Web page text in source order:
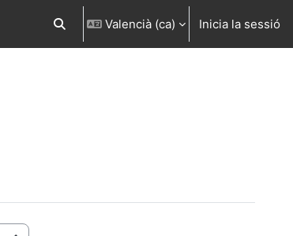
Commuta l'entrada de la cerca
Valencià ‎(ca)‎ Inicia la sessió